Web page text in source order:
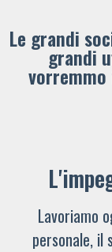
Le grandi
grandi
Lavoriamo
personale,